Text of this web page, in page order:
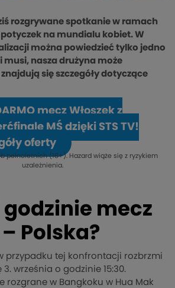
rozgrywane spotkanie w ramach
na mundialu kobiet. W
można powiedzieć tylko jedno
musi, nasza drużyna może
się szczegóły dotyczące
mecz Włoszek z
MŚ dzięki STS TV!
oferty
pełnoletnich (18+). Hazard wiąże się z ryzykiem
uzależnienia.
godzinie mecz
Polska?
przypadku tej konfrontacji rozbrzmi
września o godzinie 15:30.
rozgrane w Bangkoku w Hua Mak